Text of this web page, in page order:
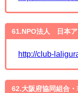
61.NPO法人 日本ア
http://club-
62.大阪府協同組合